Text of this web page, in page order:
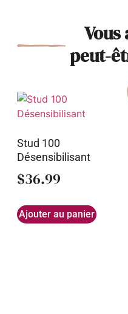
Vous
peut-
Stud 100
Désensibilisant
$36.99
Ajouter au panier